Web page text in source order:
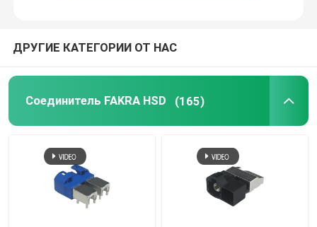
ДРУГИЕ КАТЕГОРИИ ОТ НАС
Соединитель FAKRA HSD (165)